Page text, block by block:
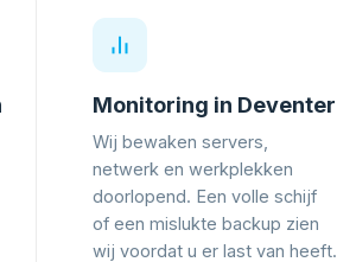
Monitoring in Deventer
Wij bewaken servers,
netwerk en werkplekken
doorlopend. Een volle schijf
of een mislukte backup zien
wij voordat u er last van heeft.